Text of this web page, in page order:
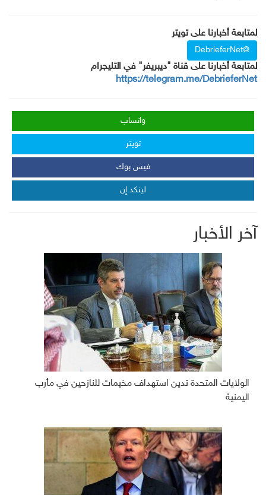
لمتابعة أخبارنا على تويتر
@DebrieferNet
لمتابعة أخبارنا على قناة "ديبريفر" في التليجرام
https://telegram.me/DebrieferNet
واتساب
تويتر
فيس بوك
لينكد إن
آخر الأخبار
الولايات المتحدة تدين استهداف مخيمات للنازحين في مأرب
اليمنية